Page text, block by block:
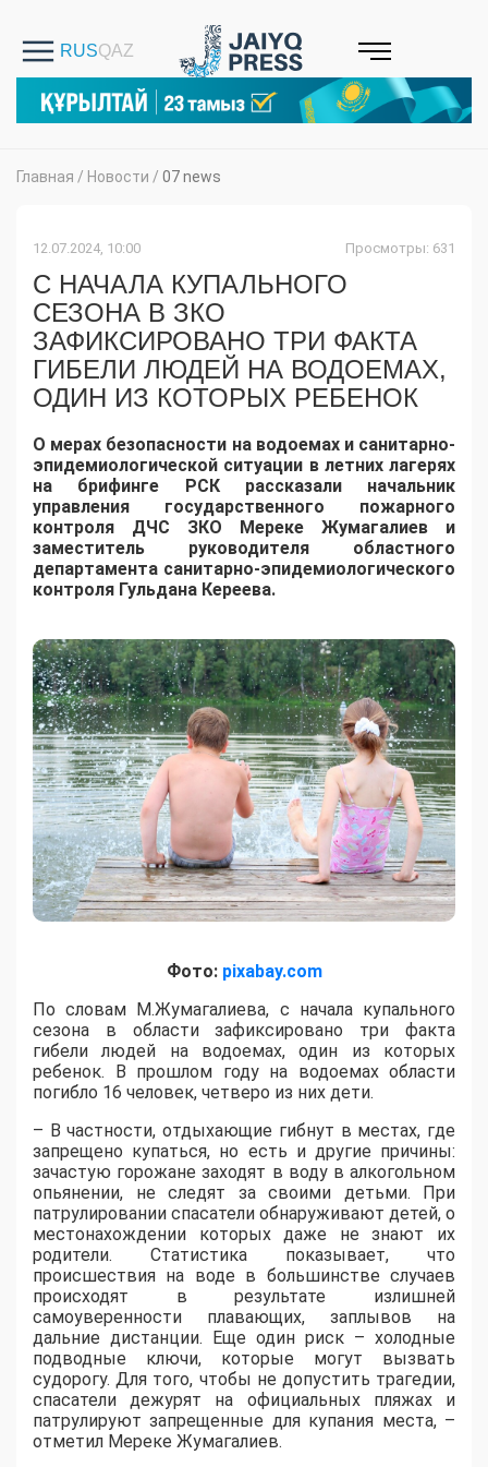
Главная / Новости / 07 news
12.07.2024, 10:00 Просмотры: 631
С НАЧАЛА КУПАЛЬНОГО
СЕЗОНА В ЗКО
ЗАФИКСИРОВАНО ТРИ ФАКТА
ГИБЕЛИ ЛЮДЕЙ НА ВОДОЕМАХ,
ОДИН ИЗ КОТОРЫХ РЕБЕНОК
О мерах безопасности на водоемах и санитарно-
эпидемиологической ситуации в летних лагерях
на брифинге РСК рассказали начальник
управления государственного пожарного
контроля ДЧС ЗКО Мереке Жумагалиев и
заместитель руководителя областного
департамента санитарно-эпидемиологического
контроля Гульдана Кереева.
Фото: pixabay.com
По словам М.Жумагалиева, с начала купального
сезона в области зафиксировано три факта
гибели людей на водоемах, один из которых
ребенок. В прошлом году на водоемах области
погибло 16 человек, четверо из них дети.
– В частности, отдыхающие гибнут в местах, где
запрещено купаться, но есть и другие причины:
зачастую горожане заходят в воду в алкогольном
опьянении, не следят за своими детьми. При
патрулировании спасатели обнаруживают детей, о
местонахождении которых даже не знают их
родители. Статистика показывает, что
происшествия на воде в большинстве случаев
происходят в результате излишней
самоуверенности плавающих, заплывов на
дальние дистанции. Еще один риск – холодные
подводные ключи, которые могут вызвать
судорогу. Для того, чтобы не допустить трагедии,
спасатели дежурят на официальных пляжах и
патрулируют запрещенные для купания места, –
отметил Мереке Жумагалиев.